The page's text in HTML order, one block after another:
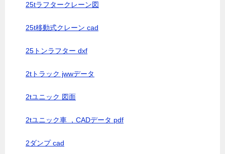
25tラフタークレーン図
25t移動式クレーン cad
25トンラフター dxf
2tトラック jwwデータ
2tユニック 図面
2tユニック車 ，CADデータ pdf
2ダンプ cad